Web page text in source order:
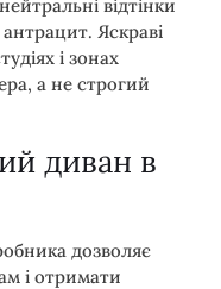
відтінки
Яскраві
і зонах
а не строгий
диван в
дозволяє
і отримати